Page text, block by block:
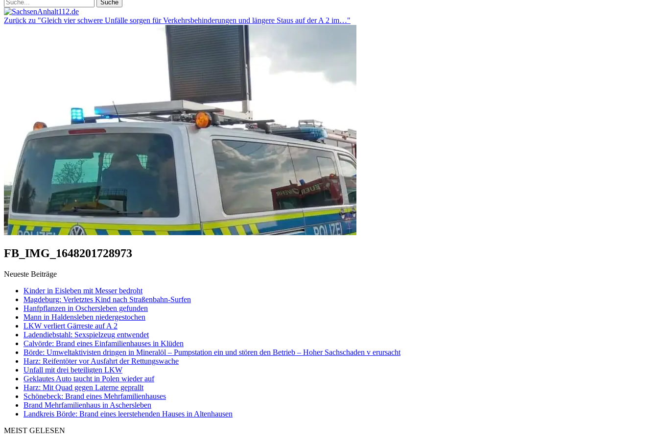
Zurück zu "Gleich vier schwere Unfälle sorgen für Verkehrsbehinderungen und längere Staus auf der A 2 im…"
FB_IMG_1648201728973
Neueste Beiträge
Kinder in Eisleben mit Messer bedroht
Magdeburg: Verletztes Kind nach Straßenbahn-Surfen
Hanfpflanzen in Oschersleben gefunden
Mann in Haldensleben niedergestochen
LKW verliert Gärreste auf A 2
Ladendiebstahl: Sexspielzeug entwendet
Calvörde: Brand eines Einfamilienhauses in Klüden
Börde: Umweltaktivisten dringen in Mineralöl – Pumpstation ein und stören den Betrieb – Hoher Sachschaden v erursacht
Harz: Reifentöter vor Ausfahrt der Rettungswache
Unfall mit drei beteiligten LKW
Geklautes Auto taucht in Polen wieder auf
Harz: Mit Quad gegen Laterne geprallt
Schönebeck: Brand eines Mehrfamilienhauses
Brand Mehrfamilienhaus in Aschersleben
Landkreis Börde: Brand eines leerstehenden Hauses in Altenhausen
MEIST GELESEN